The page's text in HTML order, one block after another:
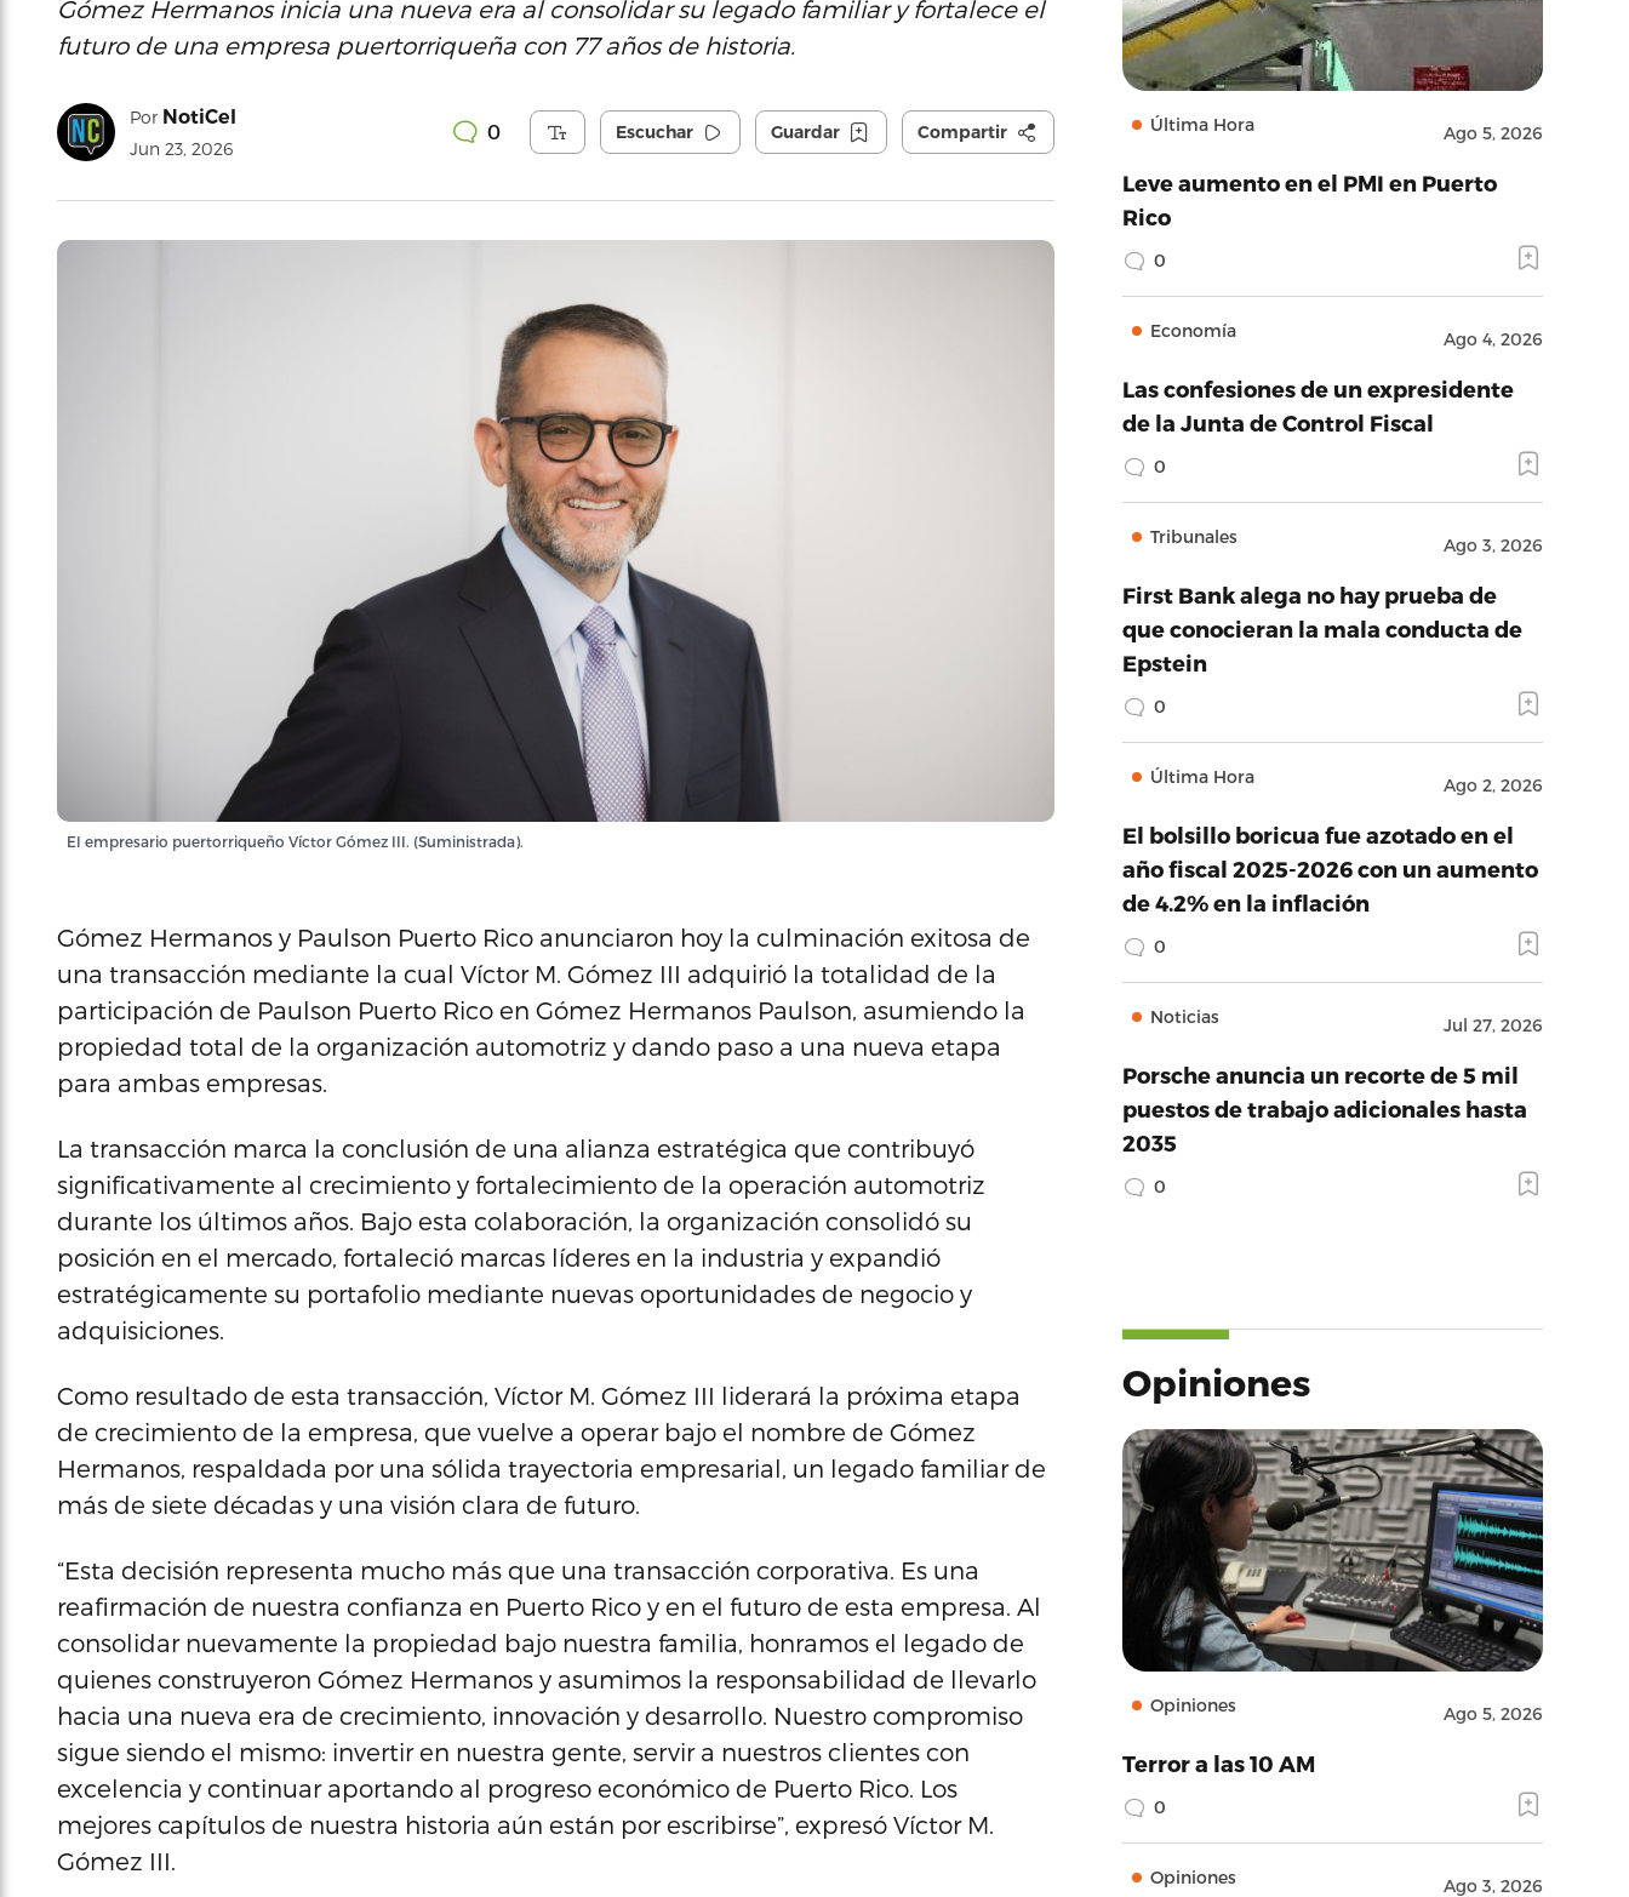
Gómez Hermanos inicia una nueva era al consolidar su legado familiar y fortalece el
futuro de una empresa puertorriqueña con 77 años de historia.
Por NotiCel
Jun 23, 2026
0 Escuchar Guardar Compartir
El empresario puertorriqueño Víctor Gómez III. (Suministrada).
Gómez Hermanos y Paulson Puerto Rico anunciaron hoy la culminación exitosa de
una transacción mediante la cual Víctor M. Gómez III adquirió la totalidad de la
participación de Paulson Puerto Rico en Gómez Hermanos Paulson, asumiendo la
propiedad total de la organización automotriz y dando paso a una nueva etapa
para ambas empresas.
La transacción marca la conclusión de una alianza estratégica que contribuyó
significativamente al crecimiento y fortalecimiento de la operación automotriz
durante los últimos años. Bajo esta colaboración, la organización consolidó su
posición en el mercado, fortaleció marcas líderes en la industria y expandió
estratégicamente su portafolio mediante nuevas oportunidades de negocio y
adquisiciones.
Como resultado de esta transacción, Víctor M. Gómez III liderará la próxima etapa
de crecimiento de la empresa, que vuelve a operar bajo el nombre de Gómez
Hermanos, respaldada por una sólida trayectoria empresarial, un legado familiar de
más de siete décadas y una visión clara de futuro.
“Esta decisión representa mucho más que una transacción corporativa. Es una
reafirmación de nuestra confianza en Puerto Rico y en el futuro de esta empresa. Al
consolidar nuevamente la propiedad bajo nuestra familia, honramos el legado de
quienes construyeron Gómez Hermanos y asumimos la responsabilidad de llevarlo
hacia una nueva era de crecimiento, innovación y desarrollo. Nuestro compromiso
sigue siendo el mismo: invertir en nuestra gente, servir a nuestros clientes con
excelencia y continuar aportando al progreso económico de Puerto Rico. Los
mejores capítulos de nuestra historia aún están por escribirse”, expresó Víctor M.
Gómez III.
Última Hora Ago 5, 2026
Leve aumento en el PMI en Puerto
Rico
0
Economía Ago 4, 2026
Las confesiones de un expresidente
de la Junta de Control Fiscal
0
Tribunales Ago 3, 2026
First Bank alega no hay prueba de
que conocieran la mala conducta de
Epstein
0
Última Hora Ago 2, 2026
El bolsillo boricua fue azotado en el
año fiscal 2025-2026 con un aumento
de 4.2% en la inflación
0
Noticias Jul 27, 2026
Porsche anuncia un recorte de 5 mil
puestos de trabajo adicionales hasta
2035
0
Opiniones
Opiniones Ago 5, 2026
Terror a las 10 AM
0
Opiniones Ago 3, 2026